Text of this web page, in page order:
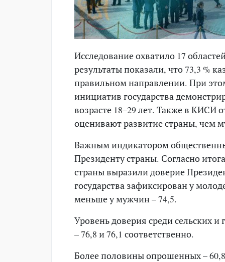
Исследование охватило 17
результаты показали, что 73,3 %
правильном направлении. При
инициатив государства
возрасте 18–29 лет. Также в
оценивают развитие страны, чем
Важным индикатором
Президенту страны. Согласно
страны выразили доверие
государства зафиксирован у
меньше у мужчин – 74,5.
Уровень доверия среди сельских
– 76,8 и 76,1 соответственно.
Более половины опрошенных –